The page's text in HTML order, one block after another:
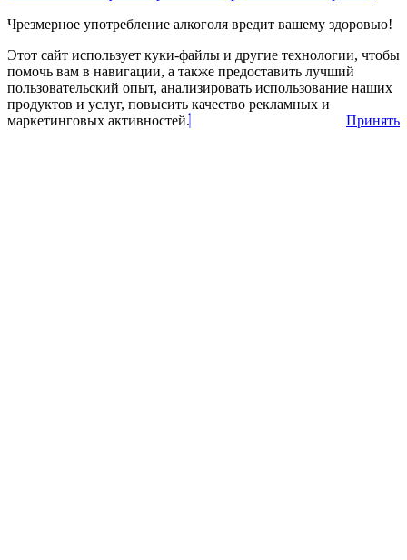
Чрезмерное употребление алкоголя вредит вашему здоровью!
Этот сайт использует куки-файлы и другие технологии, чтобы
помочь вам в навигации, а также предоставить лучший
пользовательский опыт, анализировать использование наших
продуктов и услуг, повысить качество рекламных и
маркетинговых активностей.
Принять